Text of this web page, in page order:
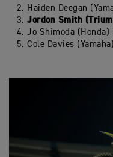
Haiden Deegan
Jordon Smith
Jo Shimoda (Honda)
Cole Davies